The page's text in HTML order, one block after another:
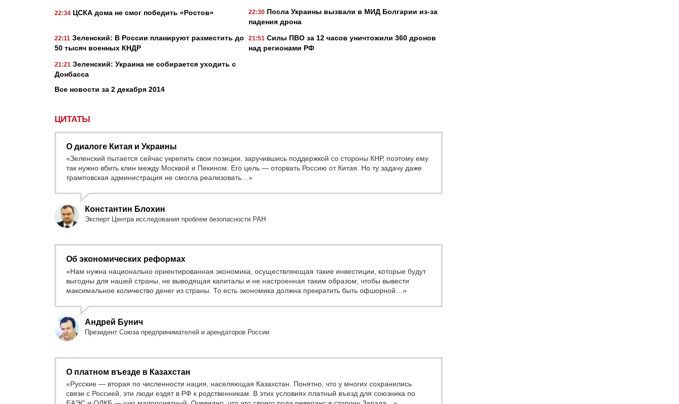
22:34 ЦСКА дома не смог победить «Ростов» 22:30 Посла Украины вызвали в МИД Болгарии из-за
падения дрона
22:11 Зеленский: В России планируют разместить до
50 тысяч военных КНДР
21:51 Силы ПВО за 12 часов уничтожили 360 дронов
над регионами РФ
21:21 Зеленский: Украина не собирается уходить с
Донбасса
Все новости за 2 декабря 2014
ЦИТАТЫ
О диалоге Китая и Украины
«Зеленский пытается сейчас укрепить свои позиции, заручившись поддержкой со стороны КНР, поэтому ему
так нужно вбить клин между Москвой и Пекином. Его цель — оторвать Россию от Китая. Но ту задачу даже
трамповская администрация не смогла реализовать…»
Константин Блохин
Эксперт Центра исследования проблем безопасности РАН
Об экономических реформах
«Нам нужна национально ориентированная экономика, осуществляющая такие инвестиции, которые будут
выгодны для нашей страны, не выводящая капиталы и не настроенная таким образом, чтобы вывести
максимальное количество денег из страны. То есть экономика должна прекратить быть офшорной…»
Андрей Бунич
Президент Союза предпринимателей и арендаторов России
О платном въезде в Казахстан
«Русские — вторая по численности нация, населяющая Казахстан. Понятно, что у многих сохранились
связи с Россией, эти люди ездят в РФ к родственникам. В этих условиях платный въезд для союзника по